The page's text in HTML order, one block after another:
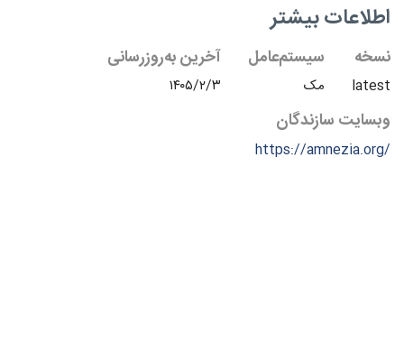
اطلاعات بیشتر
نسخه
latest
سیستم‌عامل
مک
آخرین به‌روزرسانی
۱۴۰۵/۲/۳
وبسایت سازندگان
https://amnezia.org/